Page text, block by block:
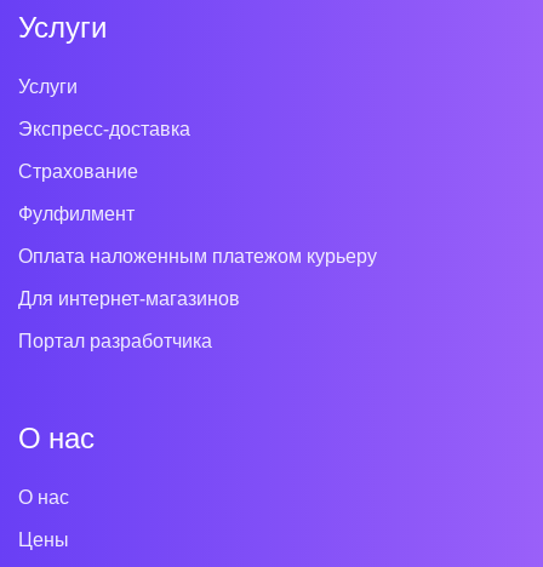
Услуги
Услуги
Экспресс-доставка
Страхование
Фулфилмент
Оплата наложенным платежом курьеру
Для интернет-магазинов
Портал разработчика
О нас
О нас
Цены